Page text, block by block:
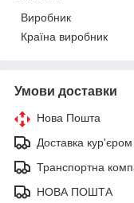
Виробник
Країна виробник
Умови доставки
Нова Пошта
Доставка кур'єром
Транспортна
НОВА ПОШТА